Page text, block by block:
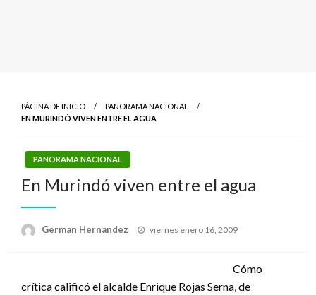
PÁGINA DE INICIO
PANORAMA NACIONAL
EN MURINDÓ VIVEN ENTRE EL AGUA
PANORAMA NACIONAL
En Murindó viven entre el agua
German Hernandez
Publicado
viernes enero 16, 2009
Cómo
crítica calificó el alcalde Enrique Rojas Serna, de